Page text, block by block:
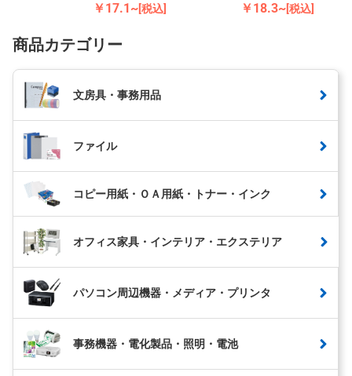
￥17.1~[税込] ￥18.3~[税込]
商品カテゴリー
文房具・事務用品
ファイル
コピー用紙・ＯＡ用紙・トナー・インク
オフィス家具・インテリア・エクステリア
パソコン周辺機器・メディア・プリンタ
事務機器・電化製品・照明・電池